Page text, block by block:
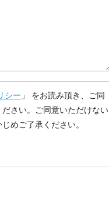
シー 」 をお読み頂き、ご同
さい。ご同意いただけない
めご了承ください。